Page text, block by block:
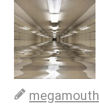
megamouth